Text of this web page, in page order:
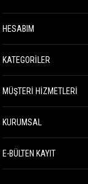
HESABIM
KATEGORİLER
MÜŞTERİ HİZMETLERİ
KURUMSAL
E-BÜLTEN KAYIT